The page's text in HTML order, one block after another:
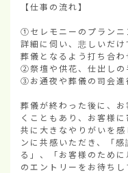
【仕事の流れ】
①セレモニーのプランニ
詳細に伺い、悲しいだ
葬儀となるよう打ち合わ
②祭壇や供花、仕出しの
③お通夜や葬儀の司会進
葬儀が終わった後に、
くこともあり、お客様
共に大きなやりがいを
ンに共感いただき、「
る」、「お客様のため
のエントリーをお待ちし